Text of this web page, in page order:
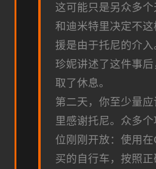
这可能只是另众多
和迪米特里决定不
援是由于托尼的介
珍妮讲述了这件事
取了休息。
第二天，你至少量
里感谢托尼。众多
位刚刚开放：使用
买的自行车，按照